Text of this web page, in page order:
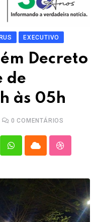
EXECUTIVO
Decreto
de
às 05h
0 COMENTÁRIOS
WhatsappCloud